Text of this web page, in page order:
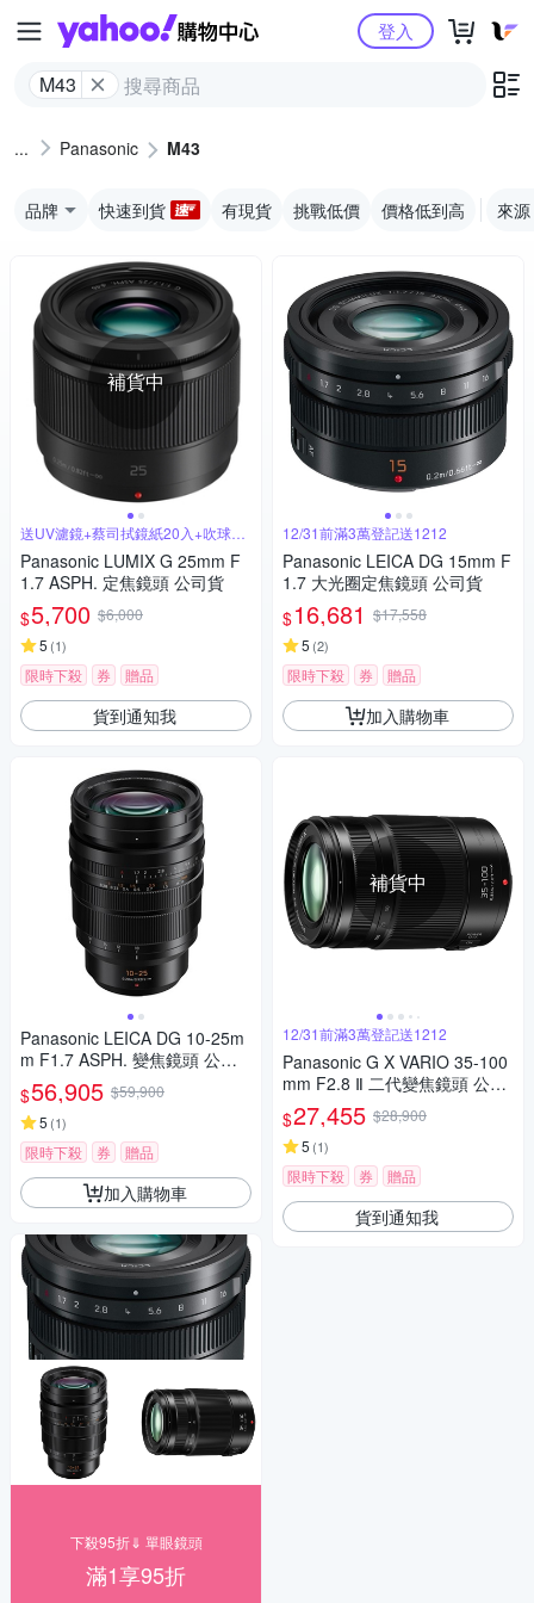
Yahoo購物中心
M43
登入
Panasonic M43
品牌 快速到貨 有現貨 挑戰低價 價格低到高 來源
補貨中
送UV濾鏡+蔡司拭鏡紙20入+吹球拭
筆組
Panasonic LUMIX G 25mm F
1.7 ASPH. 定焦鏡頭 公司貨
$5,700 $6,000
5 (1)
限時下殺 券 贈品
貨到通知我
Panasonic LEICA DG 10-25m
m F1.7 ASPH. 變焦鏡頭 公司
貨
$56,905 $59,900
5 (1)
限時下殺 券 贈品
加入購物車
下殺95折⇓ 單眼鏡頭
滿1享95折
12/31前滿3萬登記送1212
Panasonic LEICA DG 15mm F
1.7 大光圈定焦鏡頭 公司貨
$16,681 $17,558
5 (2)
限時下殺 券 贈品
加入購物車
補貨中
12/31前滿3萬登記送1212
Panasonic G X VARIO 35-100
mm F2.8 Ⅱ 二代變焦鏡頭 公司
貨
$27,455 $28,900
5 (1)
限時下殺 券 贈品
貨到通知我